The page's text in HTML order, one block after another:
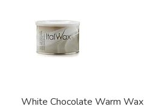
White Chocolate Warm Wax